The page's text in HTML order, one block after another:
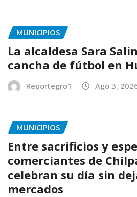
MUNICIPIOS
La alcaldesa Sara
cancha de fútbol en
Reportegro1 Ago 3,
MUNICIPIOS
Entre sacrificios y
comerciantes de
celebran su día sin
mercados